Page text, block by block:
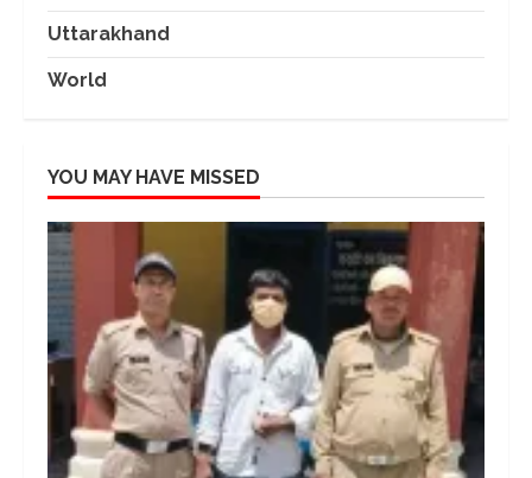
Uttarakhand
World
YOU MAY HAVE MISSED